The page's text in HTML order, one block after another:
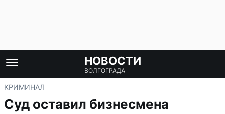
НОВОСТИ
ВОЛГОГРАДА
КРИМИНАЛ
Суд оставил бизнесмена